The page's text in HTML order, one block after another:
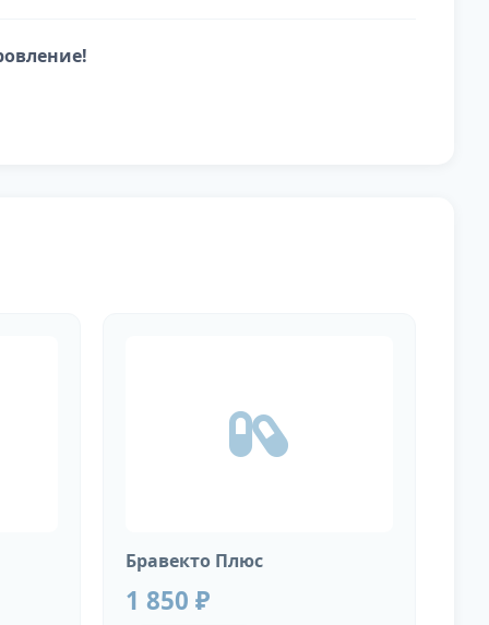
Бравекто Плюс
1 850 ₽